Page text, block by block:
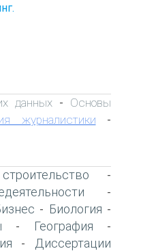
данных - Основы
журналистики -
-
-
- Биология -
- География -
-
Диссертации